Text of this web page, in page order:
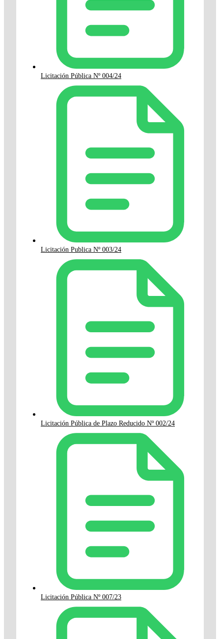
Licitación Pública Nº 004/24
Licitación Publica Nº 003/24
Licitación Pública de Plazo Reducido Nº 002/24
Licitación Pública Nº 007/23